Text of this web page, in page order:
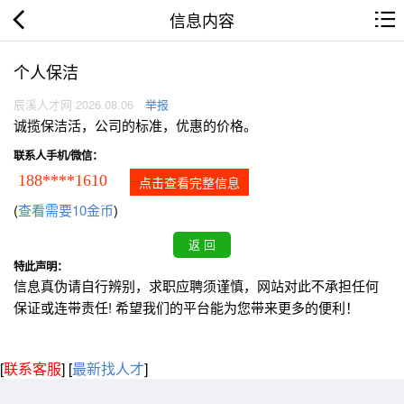
信息内容
个人保洁
辰溪人才网 2026.08.06 举报
诚揽保洁活，公司的标准，优惠的价格。
联系人手机/微信：
188****1610 点击查看完整信息
(查看需要10金币)
特此声明：
信息真伪请自行辨别，求职应聘须谨慎，网站对此不承担任何
保证或连带责任! 希望我们的平台能为您带来更多的便利！
[联系客服] [最新找人才]